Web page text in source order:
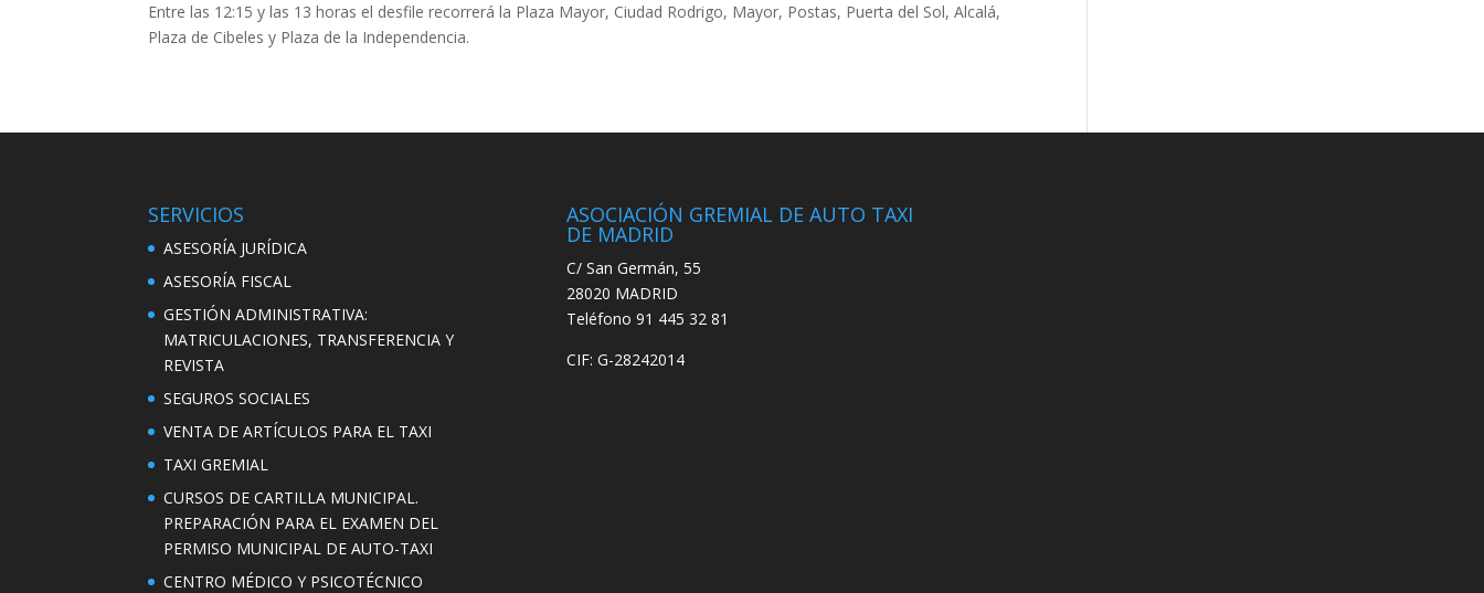
Entre las 12:15 y las 13 horas el desfile recorrerá la Plaza Mayor, Ciudad Rodrigo, Mayor, Postas, Puerta del Sol, Alcalá,
Plaza de Cibeles y Plaza de la Independencia.
SERVICIOS
ASESORÍA JURÍDICA
ASESORÍA FISCAL
GESTIÓN ADMINISTRATIVA:
MATRICULACIONES, TRANSFERENCIA Y
REVISTA
SEGUROS SOCIALES
VENTA DE ARTÍCULOS PARA EL TAXI
TAXI GREMIAL
CURSOS DE CARTILLA MUNICIPAL.
PREPARACIÓN PARA EL EXAMEN DEL
PERMISO MUNICIPAL DE AUTO-TAXI
CENTRO MÉDICO Y PSICOTÉCNICO
ASOCIACIÓN GREMIAL DE AUTO TAXI
DE MADRID
C/ San Germán, 55
28020 MADRID
Teléfono 91 445 32 81
CIF: G-28242014